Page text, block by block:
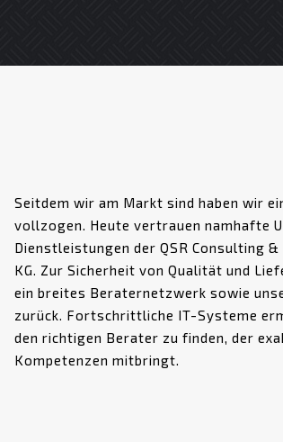
Seitdem wir am Markt sind haben wir
vollzogen. Heute vertrauen namhafte
Dienstleistungen der QSR Consulting &
KG. Zur Sicherheit von Qualität und
ein breites Beraternetzwerk sowie
zurück. Fortschrittliche IT-Systeme
den richtigen Berater zu finden, der
Kompetenzen mitbringt.